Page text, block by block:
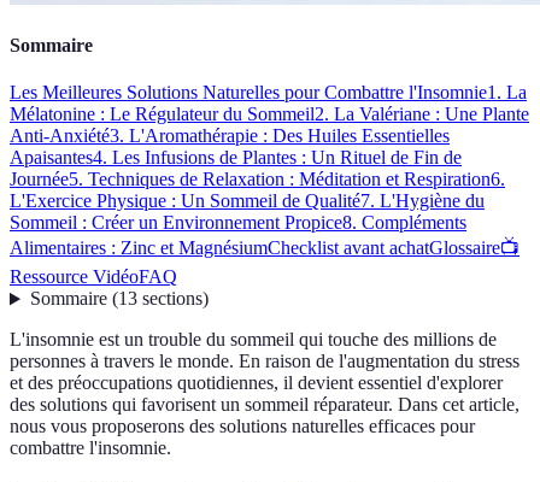
Sommaire
Les Meilleures Solutions Naturelles pour Combattre l'Insomnie1. La
Mélatonine : Le Régulateur du Sommeil2. La Valériane : Une Plante
Anti-Anxiété3. L'Aromathérapie : Des Huiles Essentielles
Apaisantes4. Les Infusions de Plantes : Un Rituel de Fin de
Journée5. Techniques de Relaxation : Méditation et Respiration6.
L'Exercice Physique : Un Sommeil de Qualité7. L'Hygiène du
Sommeil : Créer un Environnement Propice8. Compléments
Alimentaires : Zinc et MagnésiumChecklist avant achatGlossaire📺
Ressource VidéoFAQ
Sommaire(13 sections)
L'insomnie est un trouble du sommeil qui touche des millions de
personnes à travers le monde. En raison de l'augmentation du stress
et des préoccupations quotidiennes, il devient essentiel d'explorer
des solutions qui favorisent un sommeil réparateur. Dans cet article,
nous vous proposerons des solutions naturelles efficaces pour
combattre l'insomnie.